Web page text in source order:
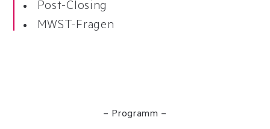
Post-Closing
MWST-Fragen
– Programm –